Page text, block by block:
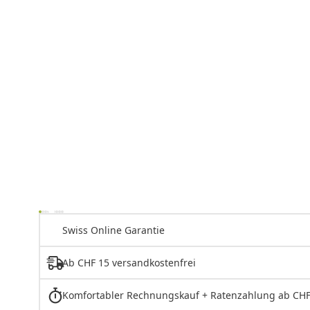
Swiss Online Garantie
Ab CHF 15 versandkostenfrei
Komfortabler Rechnungskauf + Ratenzahlung ab